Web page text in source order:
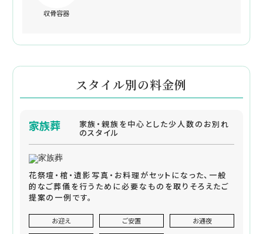
収骨容器
スタイル別の料金例
家族葬 家族・親族を中心とした少人数のお別れ
のスタイル
花祭壇・棺・遺影写真・お料理がセットになった、一般
的なご葬儀を行うために必要なものを取りそろえたご
提案の一例です。
お迎え ご安置 お通夜